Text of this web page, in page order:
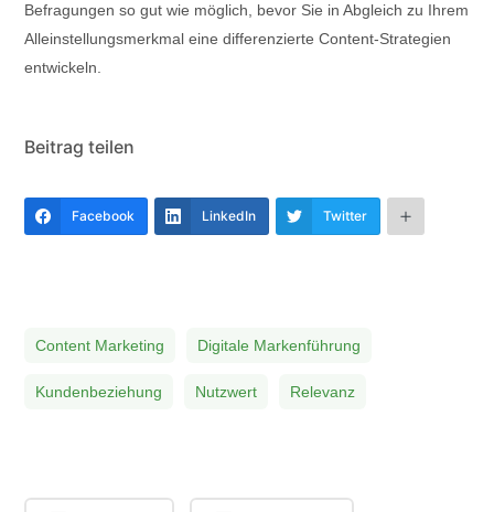
Befragungen so gut wie möglich, bevor Sie in Abgleich zu Ihrem
Alleinstellungsmerkmal eine differenzierte Content-Strategien
entwickeln.
Beitrag teilen
Facebook LinkedIn Twitter
Content Marketing Digitale Markenführung
Kundenbeziehung Nutzwert Relevanz